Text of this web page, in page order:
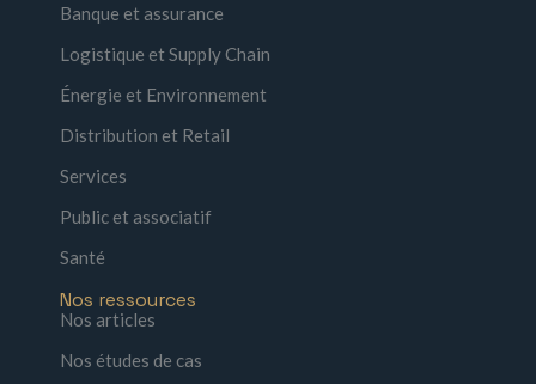
Banque et assurance
Logistique et Supply Chain
Énergie et Environnement
Distribution et Retail
Services
Public et associatif
Santé
Nos ressources
Nos articles
Nos études de cas